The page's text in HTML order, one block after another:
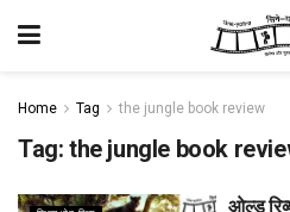
Home Tag the jungle book review
Tag: the jungle book
ओल्ड